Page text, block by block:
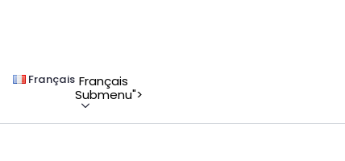
Français Français
Submenu">